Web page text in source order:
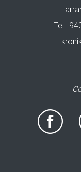
Tel.: